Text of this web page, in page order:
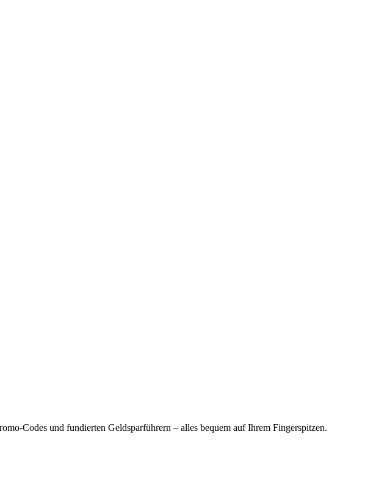
Codes und fundierten Geldsparführern – alles bequem auf Ihrem Fingerspitzen.